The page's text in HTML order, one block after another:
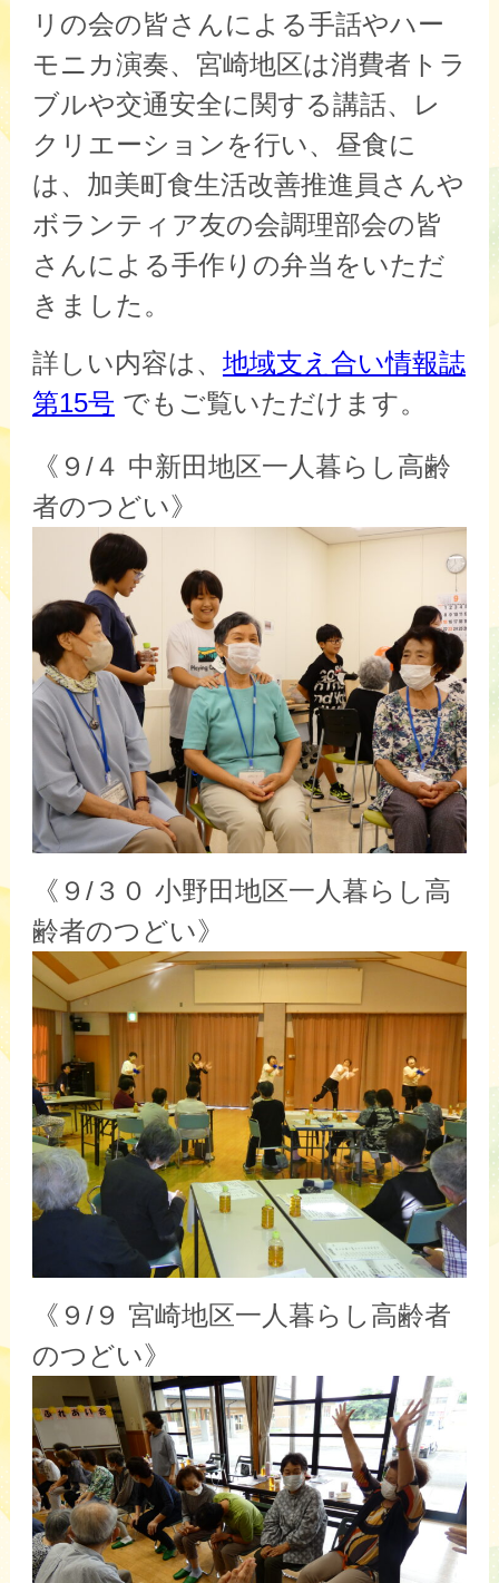
リの会の皆さんによる手話やハー
モニカ演奏、宮崎地区は消費者トラ
ブルや交通安全に関する講話、レ
クリエーションを行い、 昼食に
は、加美町食生活改善推進員さんや
ボランティア友の会調理部会の皆
さんによる手作りの弁当をいただ
きました。
詳しい内容は、 地域支え合い情報誌
第15号 でもご覧いただけます。
《９/４ 中新田地区一人暮らし高齢
者のつどい》
《９/３０ 小野田地区一人暮らし高
齢者のつどい》
《９/９ 宮崎地区一人暮らし高齢者
のつどい》